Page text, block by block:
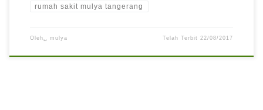
rumah sakit mulya tangerang
Oleh␣ mulya Telah Terbit22/08/2017